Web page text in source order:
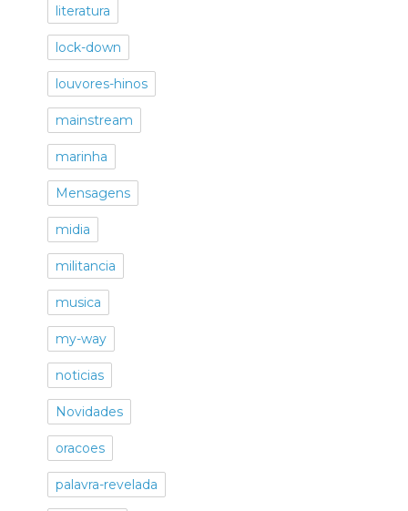
literatura
lock-down
louvores-hinos
mainstream
marinha
Mensagens
midia
militancia
musica
my-way
noticias
Novidades
oracoes
palavra-revelada